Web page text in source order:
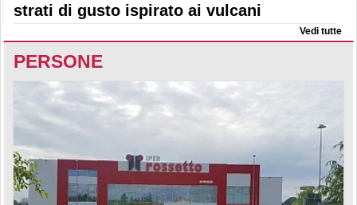
strati di gusto ispirato ai vulcani
Vedi tutte
PERSONE